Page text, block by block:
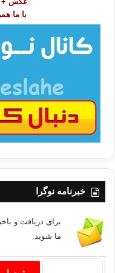
زمان و فرهنگ های متفاوت
این گفته های متفاوت در
متفاوت فرهنگی بر
میگذارند، تقریباً بی
زمان به اصطلاح «آنگلو
یک حادثه به صورتی خطی
ها زمان را در حرکت
گذشته ِ دور در منتهی الیه
با بهره گیری از این
زندگیتان را در داخل
نقاله درحال حرکت به
با حرکت این تسمه
پشت سر می گذارد، کارها
دست می دهید. زمان مثل
منشأ خود به سمت
از سوی دیگر ، زمان با
با ما
خبرنامه نوگرا
برای دریافت و
ما شوید.